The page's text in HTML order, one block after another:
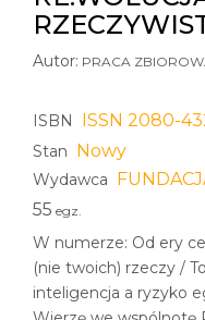
Autor: PRACA
ISBN ISSN 2080-
Stan Nowy
Wydawca
55 egz.
W numerze: Od ery
(nie twoich) rzeczy /
inteligencja a ryzyko